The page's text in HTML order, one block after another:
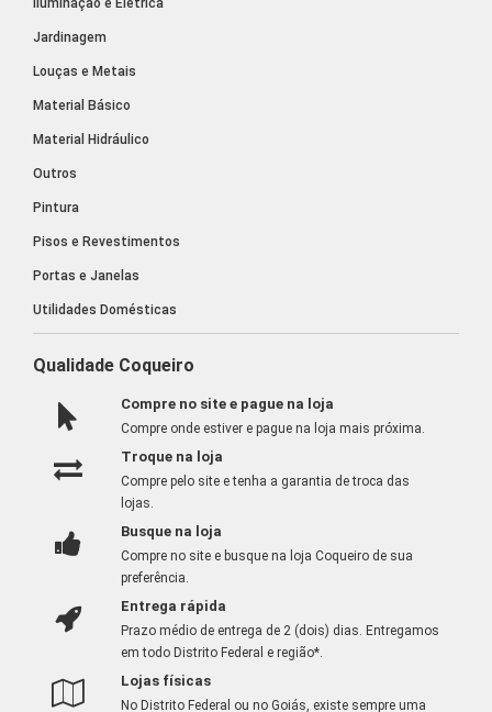
Jardinagem
Louças e Metais
Material Básico
Material Hidráulico
Outros
Pintura
Pisos e Revestimentos
Portas e Janelas
Utilidades Domésticas
Qualidade Coqueiro
Compre no site e pague na loja
Compre onde estiver e pague na loja mais próxima.
Troque na loja
Compre pelo site e tenha a garantia de troca das
lojas.
Busque na loja
Compre no site e busque na loja Coqueiro de sua
preferência.
Entrega rápida
Prazo médio de entrega de 2 (dois) dias. Entregamos
em todo Distrito Federal e região*.
Lojas físicas
No Distrito Federal ou no Goiás, existe sempre uma